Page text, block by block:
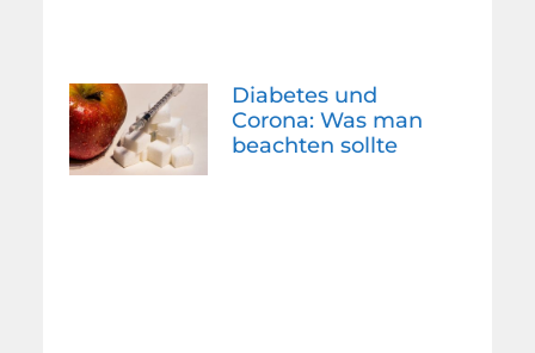
Diabetes und
Corona: Was man
beachten sollte